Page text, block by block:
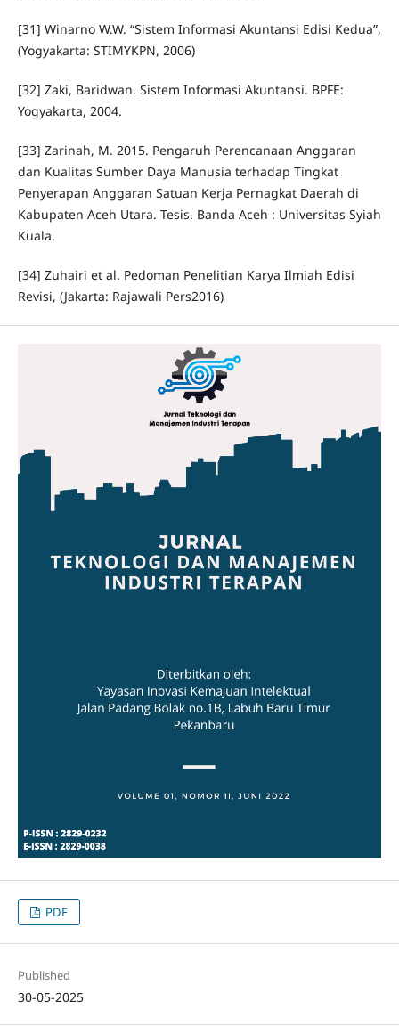
[31] Winarno W.W. “Sistem Informasi Akuntansi Edisi Kedua”,
(Yogyakarta: STIMYKPN, 2006)
[32] Zaki, Baridwan. Sistem Informasi Akuntansi. BPFE:
Yogyakarta, 2004.
[33] Zarinah, M. 2015. Pengaruh Perencanaan Anggaran
dan Kualitas Sumber Daya Manusia terhadap Tingkat
Penyerapan Anggaran Satuan Kerja Pernagkat Daerah di
Kabupaten Aceh Utara. Tesis. Banda Aceh : Universitas Syiah
Kuala.
[34] Zuhairi et al. Pedoman Penelitian Karya Ilmiah Edisi
Revisi, (Jakarta: Rajawali Pers2016)
PDF
Published
30-05-2025